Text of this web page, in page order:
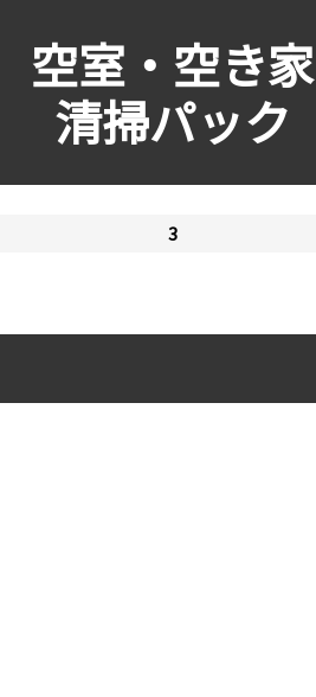
空室・空き家
清掃パック
3